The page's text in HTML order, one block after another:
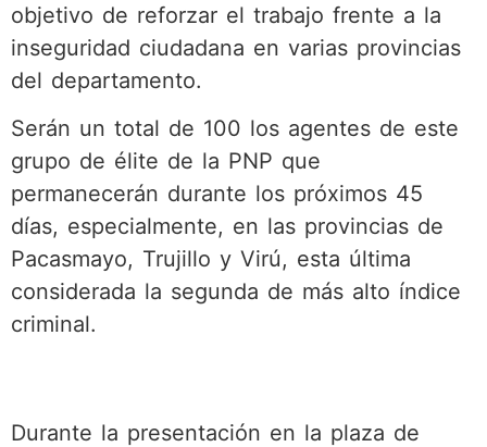
objetivo de reforzar el trabajo frente a la
inseguridad ciudadana en varias provincias
del departamento.
Serán un total de 100 los agentes de este
grupo de élite de la PNP que
permanecerán durante los próximos 45
días, especialmente, en las provincias de
Pacasmayo, Trujillo y Virú, esta última
considerada la segunda de más alto índice
criminal.
Durante la presentación en la plaza de